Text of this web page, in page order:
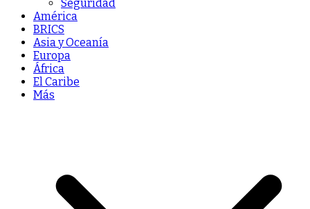
Seguridad
América
BRICS
Asia y Oceanía
Europa
África
El Caribe
Más